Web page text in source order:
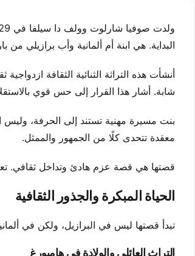
البداية. هي ابنة أم ألمانية وأب برازيلي من
أنشأت هذه التراثة الثنائية الثقافة
شابة. أشار هذا القرار إلى حس قوي
بنت مسيرة مهنية تستند إلى الحرفة، وليس
معقدة تتحدى كلًا من الجمهور والممثل.
قصتها هي قصة عزم هادئ وتداخل ثقافي.
الحياة المبكرة والجذور الثقافية
تبدأ قصتها ليس في البرازيل، ولكن في
التراث العائلي والولادة في هامبورغ